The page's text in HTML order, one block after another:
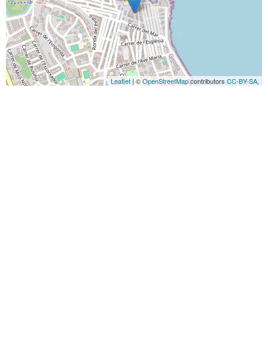
Leaflet | ©OpenStreetMapcontributors CC-BY-SA,